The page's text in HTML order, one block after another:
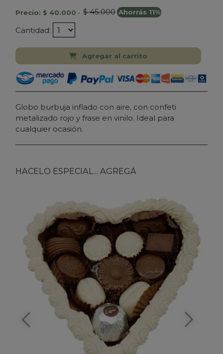
Precio: $ 40.000 - $ 45.000 Ahorrás 11%
Cantidad:
Agregar al carrito
Globo burbuja inflado con aire, con confeti
metalizado rojo y frase en vinilo. Ideal para
cualquier ocasión.
HACELO ESPECIAL... AGREGÁ